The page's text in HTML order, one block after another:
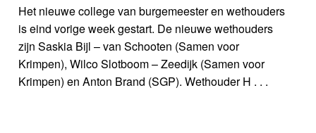
Het nieuwe college van burgemeester en wethouders
is eind vorige week gestart. De nieuwe wethouders
zijn Saskia Bijl – van Schooten (Samen voor
Krimpen), Wilco Slotboom – Zeedijk (Samen voor
Krimpen) en Anton Brand (SGP). Wethouder H . . .